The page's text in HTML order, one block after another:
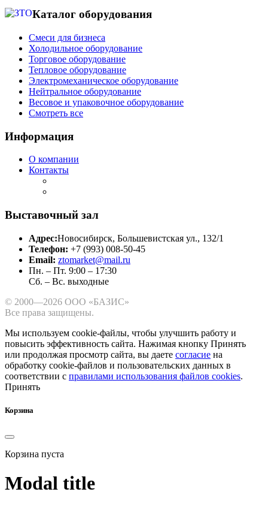
Каталог оборудования
Смеси для бизнеса
Холодильное оборудование
Торговое оборудование
Тепловое оборудование
Электромеханическое оборудование
Нейтральное оборудование
Весовое и упаковочное оборудование
Смотреть все
Информация
О компании
Контакты
Выставочный зал
Адрес:Новосибирск, Большевистская ул., 132/1
Телефон: +7 (993) 008-50-45
Email: ztomarket@mail.ru
Пн. – Пт. 9:00 – 17:30
Сб. – Вс. выходные
© 2000—2026 ООО «БАЗИС»
Все права защищены.
Мы используем cookie-файлы, чтобы улучшить работу и
повысить эффективность сайта. Нажимая кнопку Принять
или продолжая просмотр сайта, вы даете согласие на
обработку cookie-файлов и пользовательских данных в
соответствии с правилами использования файлов cookies.
Принять
Корзина
Корзина пуста
Modal title